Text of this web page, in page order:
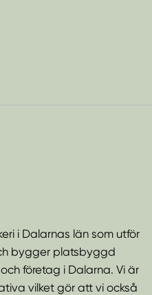
i Dalarnas län som utför
bygger platsbyggd
företag i Dalarna. Vi är
vilket gör att vi också